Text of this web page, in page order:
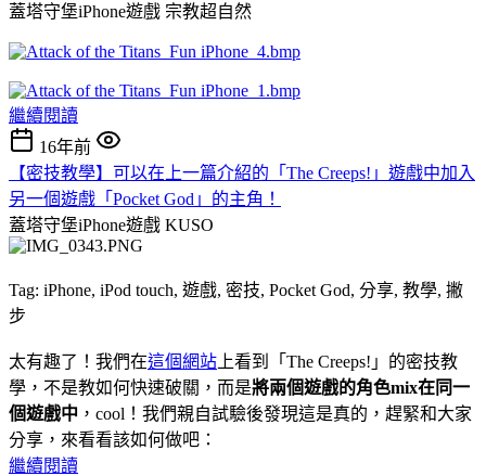
蓋塔守堡iPhone遊戲 宗教超自然
繼續閱讀
16年前
【密技教學】可以在上一篇介紹的「The Creeps!」遊戲中加入
另一個遊戲「Pocket God」的主角！
蓋塔守堡iPhone遊戲 KUSO
Tag: iPhone, iPod touch, 遊戲, 密技, Pocket God, 分享, 教學, 撇
步
太有趣了！我們在這個網站 上看到「The Creeps!」的密技教
學，不是教如何快速破關，而是將兩個遊戲的角色mix在同一
個遊戲中 ，cool！我們親自試驗後發現這是真的，趕緊和大家
分享，來看看該如何做吧：
繼續閱讀